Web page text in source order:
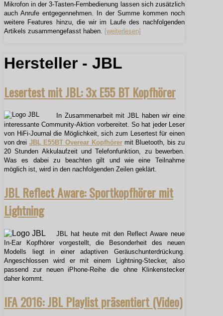
Mikrofon in der 3-Tasten-Fernbedienung lassen sich zusätzlich
auch Anrufe entgegennehmen. In der Summe kommen noch
weitere Features hinzu, die wir im Laufe des nachfolgenden
Artikels zusammengefasst haben. [weiterlesen]
Hersteller - JBL
Lesertest mit JBL: 3x E55 BT Kopfhörer
In Zusammenarbeit mit JBL haben wir eine
interessante Community-Aktion vorbereitet. So hat jeder Leser
von HiFi-Journal die Möglichkeit, sich zum Lesertest für einen
von drei JBL E55BT Overear Kopfhörermit Bluetooth, bis zu
20 Stunden Akkulaufzeit und Telefonfunktion, zu bewerben.
Was es dabei zu beachten gilt und wie eine Teilnahme
möglich ist, wird in den nachfolgenden Zeilen geklärt.
JBL Reflect Aware: Sportkopfhörer mit
Lightning
JBL hat heute mit den Reflect Aware neue
In-Ear Kopfhörer vorgestellt, die Besonderheit des neuen
Modells liegt in einer adaptiven Geräuschunterdrückung.
Angeschlossen wird er mit einem Lightning-Stecker, also
passend zur neuen iPhone-Reihe die ohne Klinkenstecker
daher kommt.
IFA 2016: JBL Playlist präsentiert (Video)